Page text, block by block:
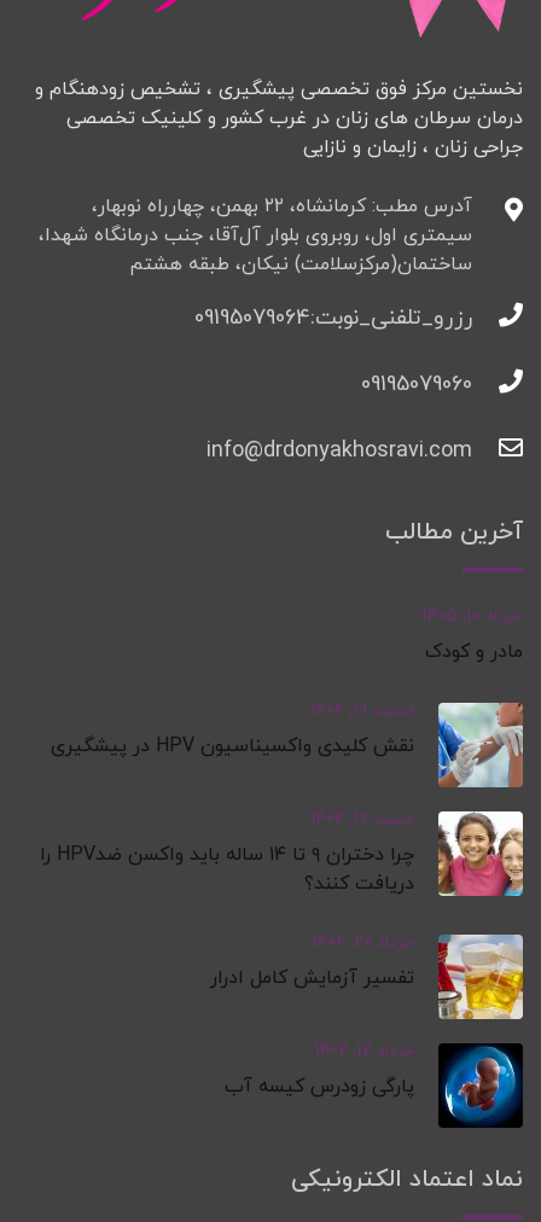
نخستین مرکز فوق تخصصی پیشگیری ، تشخیص زودهنگام و
درمان سرطان های زنان در غرب کشور و کلینیک تخصصی
جراحی زنان ، زایمان و نازایی
آدرس مطب: کرمانشاه، ۲۲ بهمن، چهارراه نوبهار،
سیمتری اول، روبروی بلوار آل‌آقا، جنب درمانگاه شهدا،
ساختمان(مرکزسلامت) نیکان، طبقه هشتم
رزرو_تلفنی_نوبت:09195079064
09195079060
info@drdonyakhosravi.com
آخرین مطالب
خرداد 10, 1405
مادر و کودک
اسفند 19, 1402
نقش کلیدی واکسیناسیون HPV در پیشگیری
اسفند 16, 1402
چرا دختران ۹ تا ۱۴ ساله باید واکسن ضدHPV را
دریافت کنند؟
خرداد 20, 1402
تفسیر آزمایش کامل ادرار
خرداد 12, 1402
پارگی زودرس کیسه آب
نماد اعتماد الکترونیکی